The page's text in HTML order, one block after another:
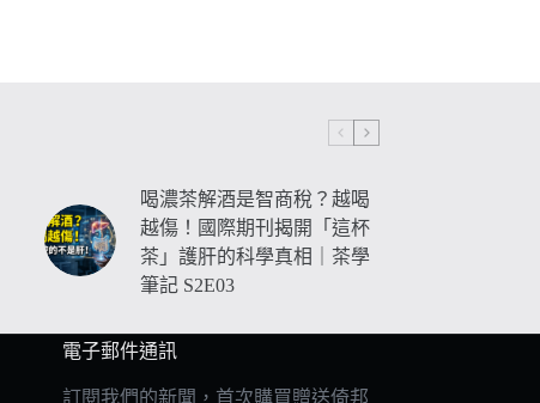
喝濃茶解酒是智商稅？越喝
越傷！國際期刊揭開「這杯
茶」護肝的科學真相｜茶學
筆記 S2E03
電子郵件通訊
訂閱我們的新聞，首次購買贈送倚邦